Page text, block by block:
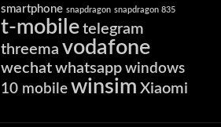
smartphone snapdragon snapdragon 835
t-mobile telegram
threema vodafone
wechat whatsapp windows
10 mobile winsim Xiaomi